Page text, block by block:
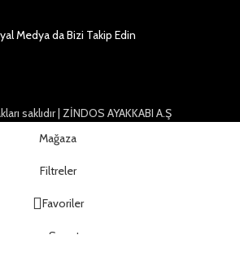
Medya da Bizi Takip Edin
saklıdır | ZİNDOS AYAKKABI A.Ş
Mağaza
Filtreler
Favoriler
Sepet